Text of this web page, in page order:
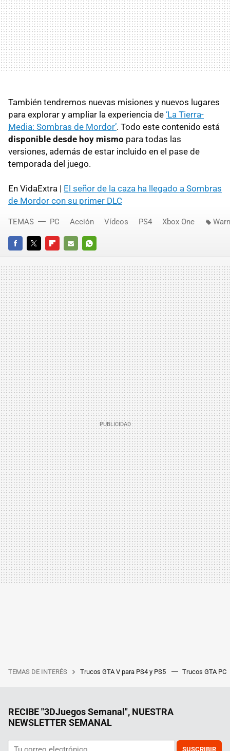
También tendremos nuevas misiones y nuevos lugares
para explorar y ampliar la experiencia de ‘La Tierra-
Media: Sombras de Mordor’. Todo este contenido está
disponible desde hoy mismo para todas las
versiones, además de estar incluido en el pase de
temporada del juego.
En VidaExtra | El señor de la caza ha llegado a Sombras
de Mordor con su primer DLC
FACEBOOKTWITTERFLIPBOARD
E-
MAIL
WHATSAPP
TEMAS PC Acción Vídeos PS4 Xbox One
TEMAS DE INTERÉS Trucos GTA V para PS4 y PS5 Trucos GTA PC
RECIBE "3DJuegos Semanal", NUESTRA
NEWSLETTER SEMANAL
SUSCRIBIR